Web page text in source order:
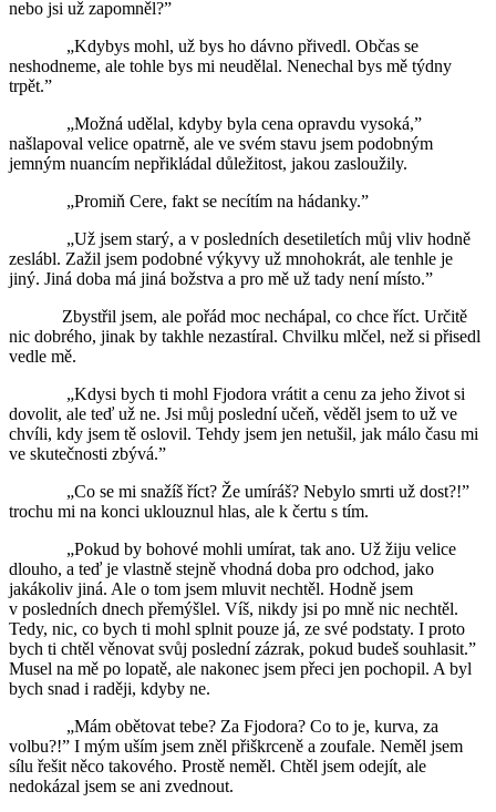
nebo jsi už zapomněl?”
„Kdybys mohl, už bys ho dávno přivedl. Občas se
neshodneme, ale tohle bys mi neudělal. Nenechal bys mě týdny
trpět.”
„Možná udělal, kdyby byla cena opravdu vysoká,”
našlapoval velice opatrně, ale ve svém stavu jsem podobným
jemným nuancím nepřikládal důležitost, jakou zasloužily.
„Promiň Cere, fakt se necítím na hádanky.”
„Už jsem starý, a v posledních desetiletích můj vliv hodně
zeslábl. Zažil jsem podobné výkyvy už mnohokrát, ale tenhle je
jiný. Jiná doba má jiná božstva a pro mě už tady není místo.”
Zbystřil jsem, ale pořád moc nechápal, co chce říct. Určitě
nic dobrého, jinak by takhle nezastíral. Chvilku mlčel, než si přisedl
vedle mě.
„Kdysi bych ti mohl Fjodora vrátit a cenu za jeho život si
dovolit, ale teď už ne. Jsi můj poslední učeň, věděl jsem to už ve
chvíli, kdy jsem tě oslovil. Tehdy jsem jen netušil, jak málo času mi
ve skutečnosti zbývá.”
„Co se mi snažíš říct? Že umíráš? Nebylo smrti už dost?!”
trochu mi na konci uklouznul hlas, ale k čertu s tím.
„Pokud by bohové mohli umírat, tak ano. Už žiju velice
dlouho, a teď je vlastně stejně vhodná doba pro odchod, jako
jakákoliv jiná. Ale o tom jsem mluvit nechtěl. Hodně jsem
v posledních dnech přemýšlel. Víš, nikdy jsi po mně nic nechtěl.
Tedy, nic, co bych ti mohl splnit pouze já, ze své podstaty. I proto
bych ti chtěl věnovat svůj poslední zázrak, pokud budeš souhlasit.”
Musel na mě po lopatě, ale nakonec jsem přeci jen pochopil. A byl
bych snad i raději, kdyby ne.
„Mám obětovat tebe? Za Fjodora? Co to je, kurva, za
volbu?!” I mým uším jsem zněl přiškrceně a zoufale. Neměl jsem
sílu řešit něco takového. Prostě neměl. Chtěl jsem odejít, ale
nedokázal jsem se ani zvednout.